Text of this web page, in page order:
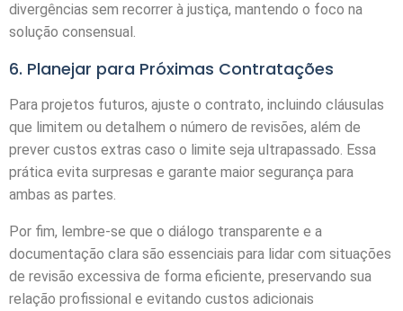
divergências sem recorrer à justiça, mantendo o foco na
solução consensual.
6. Planejar para Próximas Contratações
Para projetos futuros, ajuste o contrato, incluindo cláusulas
que limitem ou detalhem o número de revisões, além de
prever custos extras caso o limite seja ultrapassado. Essa
prática evita surpresas e garante maior segurança para
ambas as partes.
Por fim, lembre-se que o diálogo transparente e a
documentação clara são essenciais para lidar com situações
de revisão excessiva de forma eficiente, preservando sua
relação profissional e evitando custos adicionais